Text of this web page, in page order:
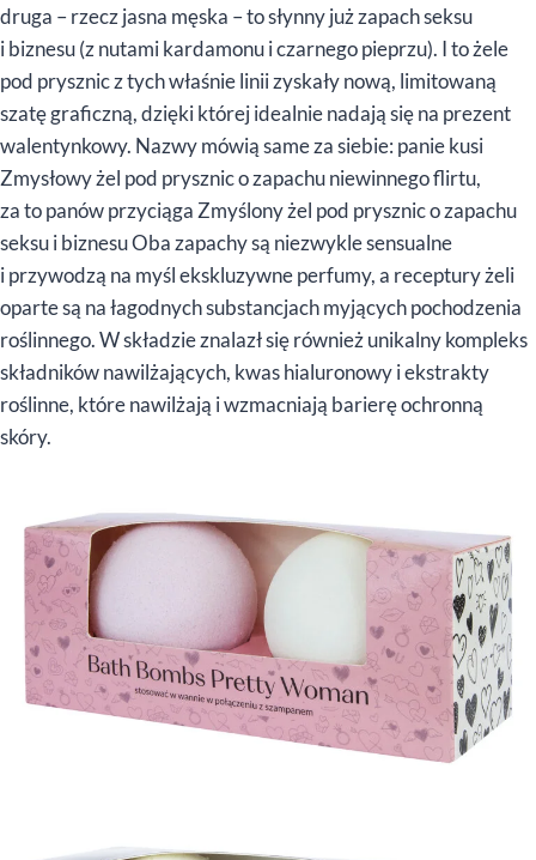
druga – rzecz jasna męska – to słynny już zapach seksu
i biznesu (z nutami kardamonu i czarnego pieprzu). I to żele
pod prysznic z tych właśnie linii zyskały nową, limitowaną
szatę graficzną, dzięki której idealnie nadają się na prezent
walentynkowy. Nazwy mówią same za siebie: panie kusi
Zmysłowy żel pod prysznic o zapachu niewinnego flirtu,
za to panów przyciąga Zmyślony żel pod prysznic o zapachu
seksu i biznesu Oba zapachy są niezwykle sensualne
i przywodzą na myśl ekskluzywne perfumy, a receptury żeli
oparte są na łagodnych substancjach myjących pochodzenia
roślinnego. W składzie znalazł się również unikalny kompleks
składników nawilżających, kwas hialuronowy i ekstrakty
roślinne, które nawilżają i wzmacniają barierę ochronną
skóry.